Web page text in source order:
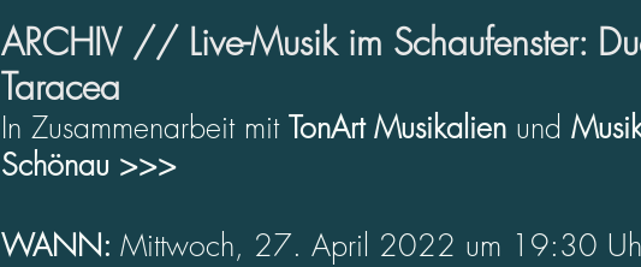
ARCHIV // Live-Musik im Schaufenster:
Taracea
In Zusammenarbeit mit TonArt Musikalien und
Schönau >>>
WANN: Mittwoch, 27. April 2022 um 19:30